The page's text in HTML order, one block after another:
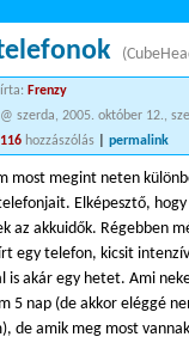
írta: Frenzy
@ szerda, 2005. október 12.,
116 hozzászólás permalink
most megint neten
Elképesztő,
az akkuidők. Régebben
egy telefon, kicsit
is akár egy hetet. Ami
5 nap (de akkor eléggé
de amik meg most